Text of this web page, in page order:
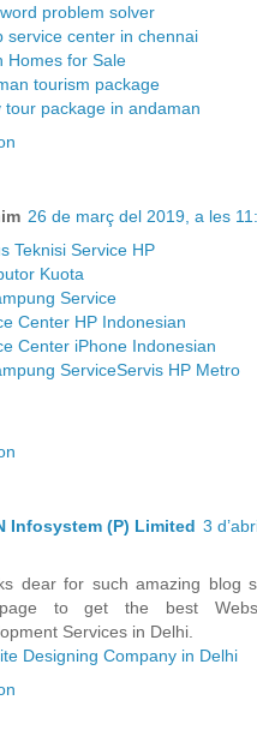
problem solver
service center in chennai
Homes for Sale
tourism package
tour package in andaman
26 de març del 2019, a les
Teknisi Service HP
Kuota
Service
Center HP Indonesian
Center iPhone Indonesian
ServiceServis HP Metro
Infosystem (P) Limited 3
dear for such amazing blog
to get the best
Services in Delhi.
Designing Company in Delhi